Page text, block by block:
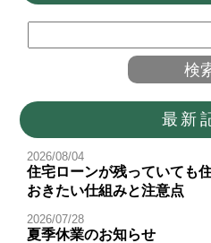
最新
2026/08/04
住宅ローンが残っていても
おきたい仕組みと注意点
2026/07/28
夏季休業のお知らせ